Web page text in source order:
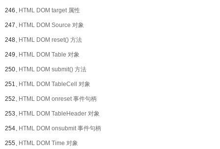
246、HTML DOM target 属性
247、HTML DOM Source 对象
248、HTML DOM reset() 方法
249、HTML DOM Table 对象
250、HTML DOM submit() 方法
251、HTML DOM TableCell 对象
252、HTML DOM onreset 事件句柄
253、HTML DOM TableHeader 对象
254、HTML DOM onsubmit 事件句柄
255、HTML DOM Time 对象